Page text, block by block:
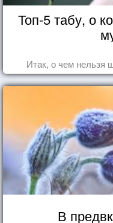
Топ-5 табу, о
Итак, о чем нельзя
В